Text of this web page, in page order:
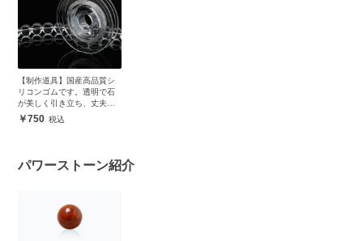
【制作道具】国産高品質シ
リコンゴムです。透明で石
が美しく引き立ち、丈夫で
安心750
パワーストーン紹介